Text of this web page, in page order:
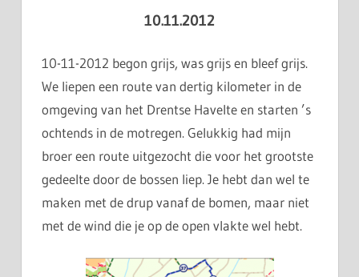
10.11.2012
10-11-2012 begon grijs, was grijs en bleef grijs.
We liepen een route van dertig kilometer in de
omgeving van het Drentse Havelte en starten ’s
ochtends in de motregen. Gelukkig had mijn
broer een route uitgezocht die voor het grootste
gedeelte door de bossen liep. Je hebt dan wel te
maken met de drup vanaf de bomen, maar niet
met de wind die je op de open vlakte wel hebt.